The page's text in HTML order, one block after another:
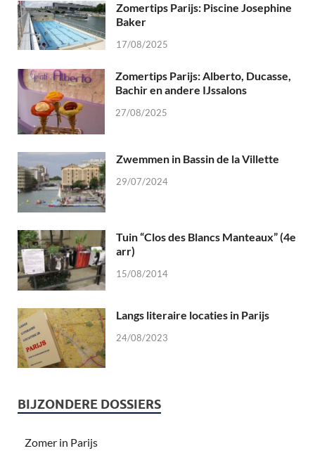
Zomertips Parijs: Piscine Josephine
Baker
17/08/2025
Zomertips Parijs: Alberto, Ducasse,
Bachir en andere IJssalons
27/08/2025
Zwemmen in Bassin de la Villette
29/07/2024
Tuin “Clos des Blancs Manteaux” (4e
arr)
15/08/2014
Langs literaire locaties in Parijs
24/08/2023
BIJZONDERE DOSSIERS
Zomer in Parijs